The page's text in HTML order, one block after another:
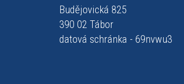
Budějovická 825
390 02 Tábor
datová schránka - 69nvwu3